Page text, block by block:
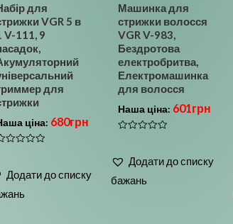
для
VGR 5 в
V-111, 9
для
ціна: 680грн
Додати до списку
Машинка для
стрижки волосся
VGR V-983,
Бездротова
електробритва,
Електромашинка
для волосся
Наша ціна: 601грн
з
Додати до списку
бажань